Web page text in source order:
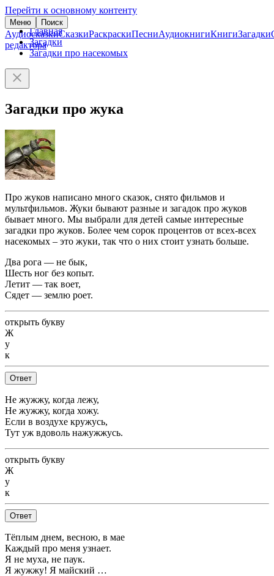
Перейти к основному контенту
Меню Поиск
АудиосказкиСказкиРаскраскиПесниАудиокнигиКнигиЗагадки
редактора
Главная
Загадки
Загадки про насекомых
Загадки про жука
Про жуков написано много сказок, снято фильмов и
мультфильмов. Жуки бывают разные и загадок про жуков
бывает много. Мы выбрали для детей самые интересные
загадки про жуков. Более чем сорок процентов от всех-всех
насекомых – это жуки, так что о них стоит узнать больше.
Два рога — не бык,
Шесть ног без копыт.
Летит — так воет,
Сядет — землю роет.
открыть букву
Ж
у
к
Ответ
Не жужжу, когда лежу,
Не жужжу, когда хожу.
Если в воздухе кружусь,
Тут уж вдоволь нажужжусь.
открыть букву
Ж
у
к
Ответ
Тёплым днем, весною, в мае
Каждый про меня узнает.
Я не муха, не паук.
Я жужжу! Я майский …